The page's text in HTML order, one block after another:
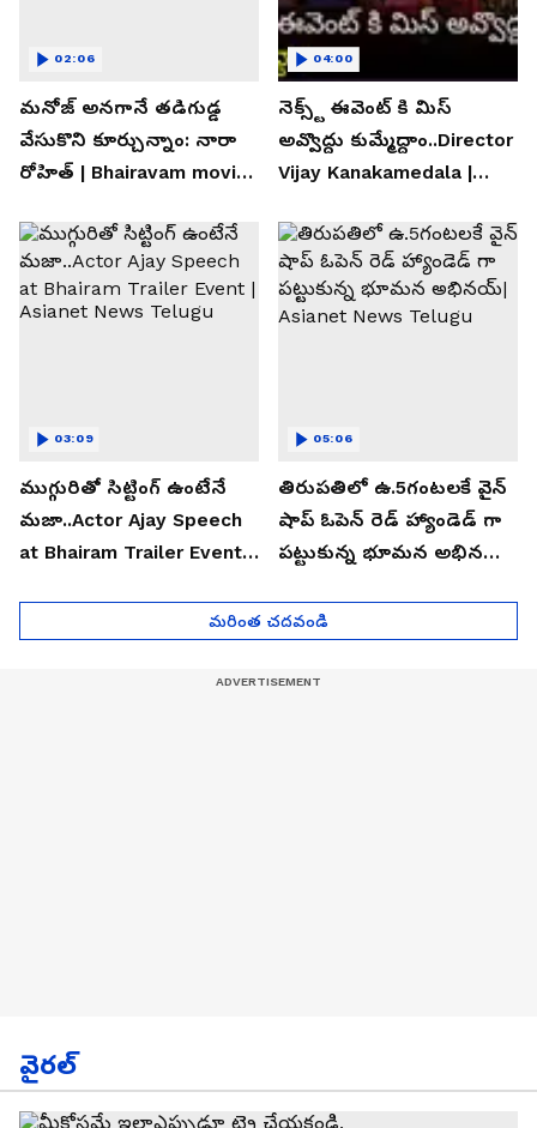
మనోజ్ అనగానే తడిగుడ్డ
వేసుకొని కూర్చున్నాం: నారా
రోహిత్ | Bhairavam movie |
02:06
నెక్స్ట్ ఈవెంట్ కి మిస్
అవ్వొద్దు కుమ్మేద్దాం..Director
Vijay Kanakamedala |
04:00
ముగ్గురితో సిట్టింగ్ ఉంటేనే
మజా..Actor Ajay Speech
at Bhairam Trailer Event |
03:09
తిరుపతిలో ఉ.5గంటలకే వైన్
షాప్ ఓపెన్ రెడ్ హ్యాండెడ్ గా
పట్టుకున్న భూమన అభినయ్|
05:06
మరింత చదవండి
వైరల్